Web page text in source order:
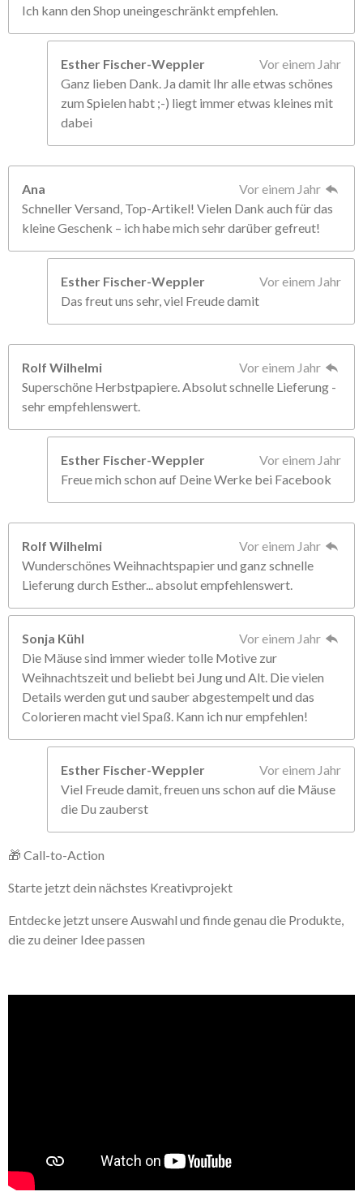
Ich kann den Shop uneingeschränkt empfehlen.
Esther Fischer-Weppler
Vor einem Jahr
Ganz lieben Dank. Ja damit Ihr alle etwas schönes
zum Spielen habt ;-) liegt immer etwas kleines mit
dabei
Ana
Vor einem Jahr
Schneller Versand, Top-Artikel! Vielen Dank auch für das
kleine Geschenk – ich habe mich sehr darüber gefreut!
Esther Fischer-Weppler
Vor einem Jahr
Das freut uns sehr, viel Freude damit
Rolf Wilhelmi
Vor einem Jahr
Superschöne Herbstpapiere. Absolut schnelle Lieferung -
sehr empfehlenswert.
Esther Fischer-Weppler
Vor einem Jahr
Freue mich schon auf Deine Werke bei Facebook
Rolf Wilhelmi
Vor einem Jahr
Wunderschönes Weihnachtspapier und ganz schnelle
Lieferung durch Esther... absolut empfehlenswert.
Sonja Kühl
Vor einem Jahr
Die Mäuse sind immer wieder tolle Motive zur
Weihnachtszeit und beliebt bei Jung und Alt. Die vielen
Details werden gut und sauber abgestempelt und das
Colorieren macht viel Spaß. Kann ich nur empfehlen!
Esther Fischer-Weppler
Vor einem Jahr
Viel Freude damit, freuen uns schon auf die Mäuse
die Du zauberst
🎁 Call-to-Action
Starte jetzt dein nächstes Kreativprojekt
Entdecke jetzt unsere Auswahl und finde genau die Produkte,
die zu deiner Idee passen